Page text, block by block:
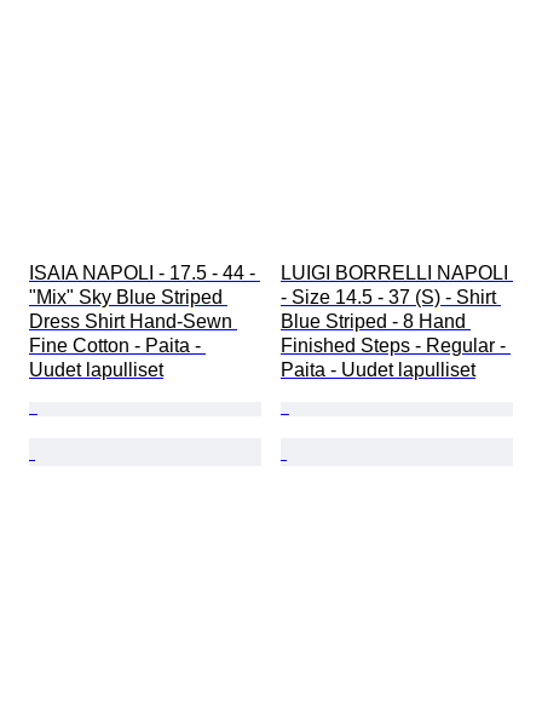
ISAIA NAPOLI - 17.5 - 44 -
"Mix" Sky Blue Striped
Dress Shirt Hand-Sewn
Fine Cotton - Paita -
Uudet lapulliset
LUIGI BORRELLI NAPOLI
- Size 14.5 - 37 (S) - Shirt
Blue Striped - 8 Hand
Finished Steps - Regular -
Paita - Uudet lapulliset